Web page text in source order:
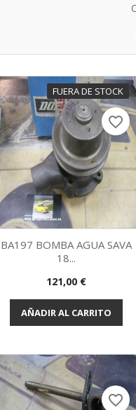
FUERA DE STOCK
Vista rápida
BA197 BOMBA AGUA SAVA
18...
Precio
121,00 €
AÑADIR AL CARRITO
favorite_border
favorite_border